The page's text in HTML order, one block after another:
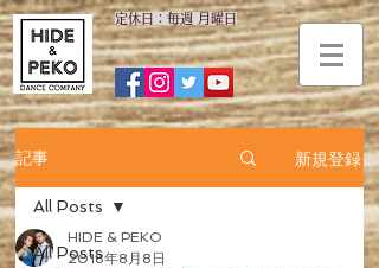
​定休日：毎週 月曜日
記事 新規登録
All Posts
All Posts
HIDE & PEKO
2018年8月8日